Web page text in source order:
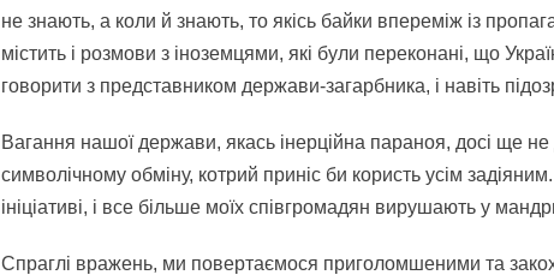
не знають, а коли й знають, то якісь байки впереміж із
містить і розмови з іноземцями, які були переконані, що
говорити з представником держави-загарбника, і навіть
Вагання нашої держави, якась інерційна параноя, досі ще
символічному обміну, котрий приніс би користь усім
ініціативі, і все більше моїх співгромадян вирушають у
Спраглі вражень, ми повертаємося приголомшеними та